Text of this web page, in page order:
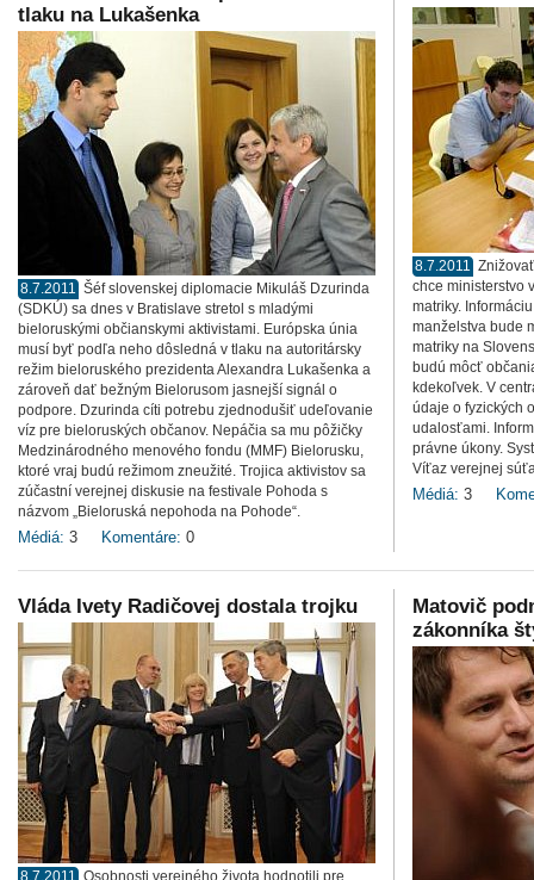
tlaku na Lukašenka
8.7.2011 Šéf slovenskej diplomacie Mikuláš Dzurinda
(SDKÚ) sa dnes v Bratislave stretol s mladými
bieloruskými občianskymi aktivistami. Európska únia
musí byť podľa neho dôsledná v tlaku na autoritársky
režim bieloruského prezidenta Alexandra Lukašenka a
zároveň dať bežným Bielorusom jasnejší signál o
podpore. Dzurinda cíti potrebu zjednodušiť udeľovanie
víz pre bieloruských občanov. Nepáčia sa mu pôžičky
Medzinárodného menového fondu (MMF) Bielorusku,
ktoré vraj budú režimom zneužité. Trojica aktivistov sa
zúčastní verejnej diskusie na festivale Pohoda s
názvom „Bieloruská nepohoda na Pohode“.
Médiá: 3 Komentáre: 0
8.7.2011
chce ministerstvo
matriky.
manželstva bude
matriky na
budú môcť
kdekoľvek. V
údaje o fyzických
udalosťami.
právne úkony.
Víťaz verejnej
Médiá: 3
Vláda Ivety Radičovej dostala trojku
8.7.2011 Osobnosti verejného života hodnotili pre
Matovič
zákonníka